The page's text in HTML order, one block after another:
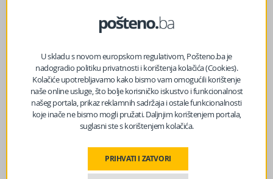
Facebook
U skladu s novom europskom regulativom, Pošteno.ba je
nadogradio politiku privatnosti i korištenja kolačića (Cookies).
Kolačiće upotrebljavamo kako bismo vam omogućili korištenje
naše online usluge, što bolje korisničko iskustvo i funkcionalnost
našeg portala, prikaz reklamnih sadržaja i ostale funkcionalnosti
koje inače ne bismo mogli pružati. Daljnjim korištenjem portala,
suglasni ste s korištenjem kolačića.
PRIHVATI I ZATVORI